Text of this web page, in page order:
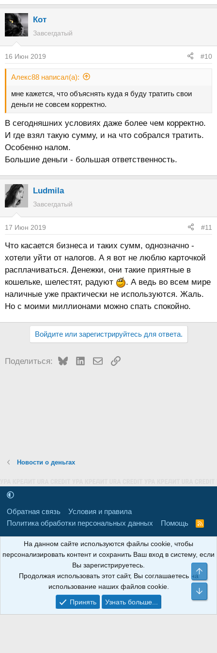
Кот
Завсегдатый
16 Июн 2019 #10
Алекс88 написал(а):
мне кажется, что объяснять куда я буду тратить свои
деньги не совсем корректно.
В сегодняшних условиях даже более чем корректно.
И где взял такую сумму, и на что собрался тратить.
Особенно налом.
Большие деньги - большая ответственность.
Ludmila
Завсегдатый
17 Июн 2019 #11
Что касается бизнеса и таких сумм, однозначно -
хотели уйти от налогов. А я вот не люблю карточкой
расплачиваться. Денежки, они такие приятные в
кошельке, шелестят, радуют
. А ведь во всем мире
наличные уже практически не используются. Жаль.
Но с моими миллионами можно спать спокойно.
Войдите или зарегистрируйтесь для ответа.
Поделиться: BlueskyLinkedInЭлектронная почта
Ссылка
Новости о деньгах
Обратная связь
Условия и правила
Политика обработки персональных данных
Помощь
R
Свидетельство о регистрации товарного знака № 665857 от
06.08.2018 г. Сайт не является СМИ. Сделано вРунетЛаб – Сайты и
АНОИНФО; ОГРН: 1247700801700; ИНН/КПП:
9709119500/320001001; Юридический адрес: 241030, Брянская
область, г. Брянск, ул. Мира, д. 96, ком. 124
На данном сайте используются файлы cookie, чтобы
персонализировать контент и сохранить Ваш вход в систему, если
Вы зарегистрируетесь.
Продолжая использовать этот сайт, Вы соглашаетесь на
использование наших файлов cookie.
Принять
Узнать больше...